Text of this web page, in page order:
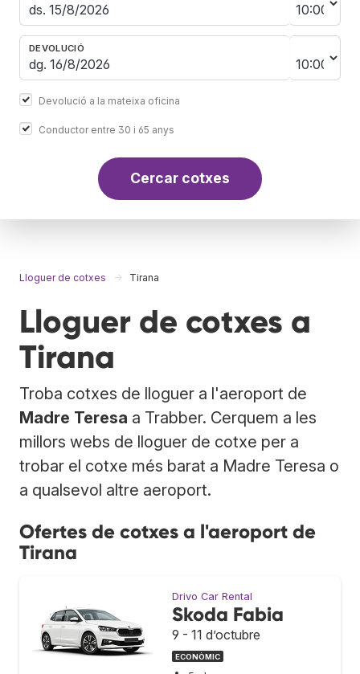
DEVOLUCIÓ
Devolució a la mateixa oficina
Conductor entre 30 i 65 anys
Cercar cotxes
Lloguer de cotxes Tirana
Lloguer de cotxes a
Tirana
Troba cotxes de lloguer a l'aeroport de
Madre Teresa a Trabber. Cerquem a les
millors webs de lloguer de cotxe per a
trobar el cotxe més barat a Madre Teresa o
a qualsevol altre aeroport.
Ofertes de cotxes a l'aeroport de
Tirana
Drivo Car Rental
Skoda Fabia
9 - 11 d’octubre
ECONÒMIC